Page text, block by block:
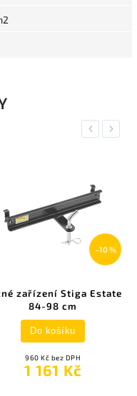
Previous
–10 %
zařízení Stiga Estate
84-98 cm
960 Kč bez DPH
1 161 Kč
Do košíku
Next